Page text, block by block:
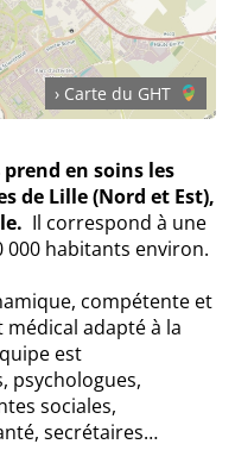
› Carte du GHT
en soins les
de Lille (Nord et Est),
Il correspond à une
habitants environ.
compétente et
adapté à la
est
psychologues,
sociales,
secrétaires…